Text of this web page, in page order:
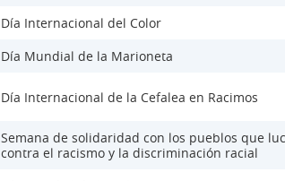
Día Internacional del Color
Día Mundial de la Marioneta
Día Internacional de la Cefalea en Racimos
Semana de solidaridad con los pueblos que
contra el racismo y la discriminación racial